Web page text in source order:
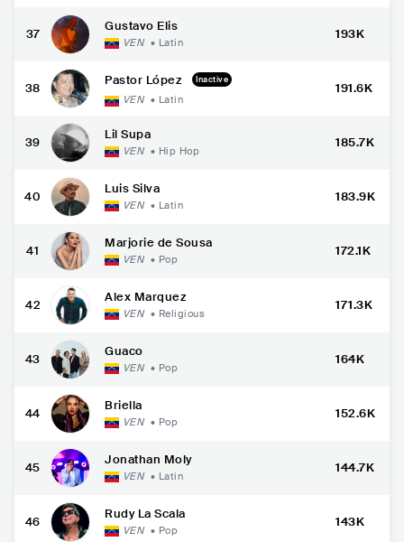
37
Gustavo Elis
VEN • Latin
193K
38
Pastor López Inactive
VEN • Latin
191.6K
39
Lil Supa
VEN • Hip Hop
185.7K
40
Luis Silva
VEN • Latin
183.9K
41
Marjorie de Sousa
VEN • Pop
172.1K
42
Alex Marquez
VEN • Religious
171.3K
43
Guaco
VEN • Pop
164K
44
Briella
VEN • Pop
152.6K
45
Jonathan Moly
VEN • Latin
144.7K
46
Rudy La Scala
VEN • Pop
143K